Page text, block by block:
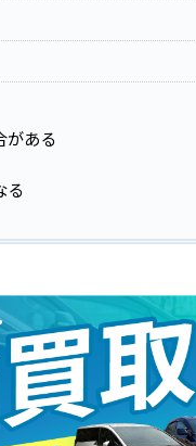
がある
る